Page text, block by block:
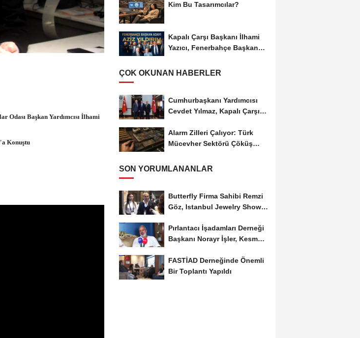
Odası Başkan Yardımcısı İlhami
Konuştu
Kim Bu Tasarımcılar?
Kapalı Çarşı Başkanı İlhami
Yazıcı, Fenerbahçe Başkan
ÇOK OKUNAN HABERLER
Cumhurbaşkanı Yardımcısı
Cevdet Yılmaz, Kapalı Çarşı
Alarm Zilleri Çalıyor: Türk
Mücevher Sektörü Çöküş
SON YORUMLANANLAR
Butterfly Firma Sahibi Remzi
Göz, Istanbul Jewelry Show
Pırlantacı İşadamları Derneği
Başkanı Norayr İşler, Kesme
FASTİAD Derneğinde Önemli
Bir Toplantı Yapıldı